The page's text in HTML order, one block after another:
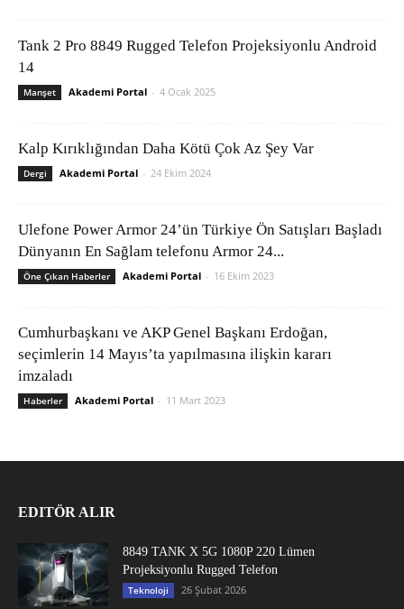
Tank 2 Pro 8849 Rugged Telefon Projeksiyonlu Android
14
Manşet Akademi Portal - 4 Ocak 2025
Kalp Kırıklığından Daha Kötü Çok Az Şey Var
Dergi Akademi Portal - 24 Ekim 2024
Ulefone Power Armor 24’ün Türkiye Ön Satışları Başladı
Dünyanın En Sağlam telefonu Armor 24...
Öne Çıkan Haberler Akademi Portal - 16 Ekim 2023
Cumhurbaşkanı ve AKP Genel Başkanı Erdoğan,
seçimlerin 14 Mayıs’ta yapılmasına ilişkin kararı
imzaladı
Haberler Akademi Portal - 11 Mart 2023
EDITÖR ALIR
8849 TANK X 5G 1080P 220 Lümen
Projeksiyonlu Rugged Telefon
Teknoloji 26 Şubat 2026